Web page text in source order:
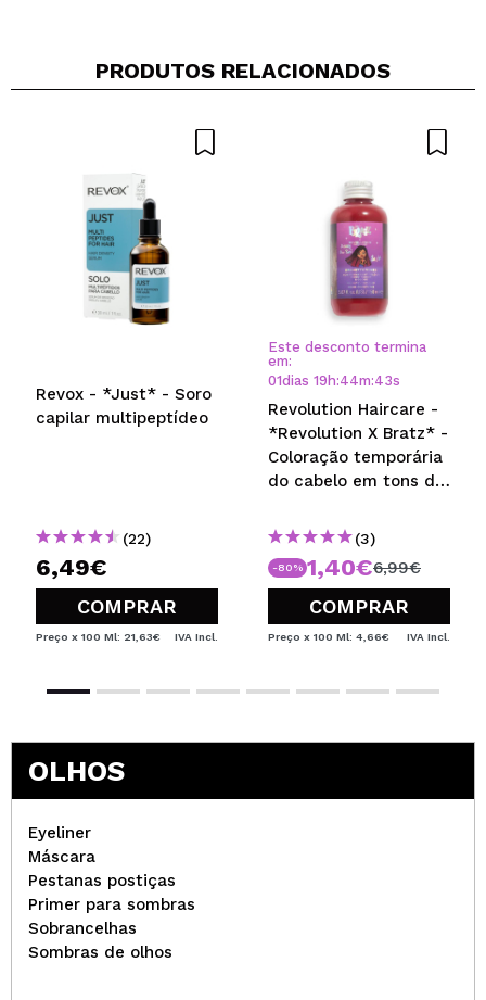
PRODUTOS RELACIONADOS
Revox - *Just* - Soro
capilar multipeptídeo
(22)
6,49€
COMPRAR
Preço x 100 Ml: 21,63€ IVA Incl.
Este desconto termina
em:
01dias 19 h:44m:43s
Revolution Haircare -
*Revolution X Bratz* -
Coloração temporária
do cabelo em tons de
Bunny Boo Red
(3)
-80% 1,40€6,99€
COMPRAR
Preço x 100 Ml: 4,66€ IVA Incl.
OLHOS
Eyeliner
Máscara
Pestanas postiças
Primer para sombras
Sobrancelhas
Sombras de olhos